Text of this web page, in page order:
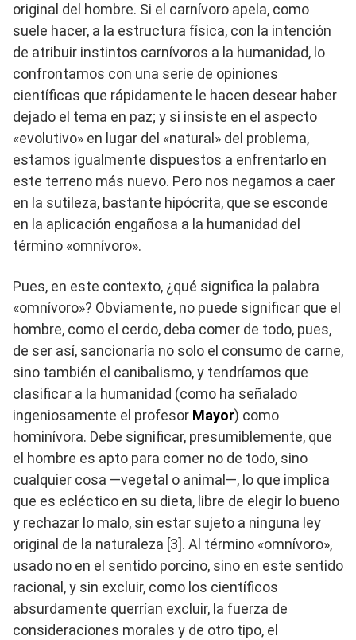
original del hombre. Si el carnívoro apela, como
suele hacer, a la estructura física, con la intención
de atribuir instintos carnívoros a la humanidad, lo
confrontamos con una serie de opiniones
científicas que rápidamente le hacen desear haber
dejado el tema en paz; y si insiste en el aspecto
«evolutivo» en lugar del «natural» del problema,
estamos igualmente dispuestos a enfrentarlo en
este terreno más nuevo. Pero nos negamos a caer
en la sutileza, bastante hipócrita, que se esconde
en la aplicación engañosa a la humanidad del
término «omnívoro».
Pues, en este contexto, ¿qué significa la palabra
«omnívoro»? Obviamente, no puede significar que el
hombre, como el cerdo, deba comer de todo, pues,
de ser así, sancionaría no solo el consumo de carne,
sino también el canibalismo, y tendríamos que
clasificar a la humanidad (como ha señalado
ingeniosamente el profesor Mayor) como
hominívora. Debe significar, presumiblemente, que
el hombre es apto para comer no de todo, sino
cualquier cosa —vegetal o animal—, lo que implica
que es ecléctico en su dieta, libre de elegir lo bueno
y rechazar lo malo, sin estar sujeto a ninguna ley
original de la naturaleza [3]. Al término «omnívoro»,
usado no en el sentido porcino, sino en este sentido
racional, y sin excluir, como los científicos
absurdamente querrían excluir, la fuerza de
consideraciones morales y de otro tipo, el